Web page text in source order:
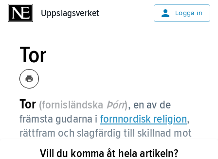
Uppslagsverket Logga in
Tor
Tor (fornisländska Þórr), en av de
främsta gudarna i fornnordisk religion,
rättfram och slagfärdig till skillnad mot
Odensmer komplexa och mångtydiga
Vill du komma åt hela artikeln?